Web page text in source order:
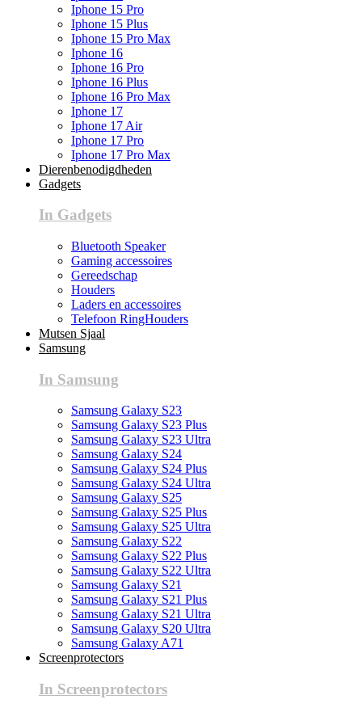
Iphone 15 Pro
Iphone 15 Plus
Iphone 15 Pro Max
Iphone 16
Iphone 16 Pro
Iphone 16 Plus
Iphone 16 Pro Max
Iphone 17
Iphone 17 Air
Iphone 17 Pro
Iphone 17 Pro Max
Dierenbenodigdheden
Gadgets
In Gadgets
Bluetooth Speaker
Gaming accessoires
Gereedschap
Houders
Laders en accessoires
Telefoon RingHouders
Mutsen Sjaal
Samsung
In Samsung
Samsung Galaxy S23
Samsung Galaxy S23 Plus
Samsung Galaxy S23 Ultra
Samsung Galaxy S24
Samsung Galaxy S24 Plus
Samsung Galaxy S24 Ultra
Samsung Galaxy S25
Samsung Galaxy S25 Plus
Samsung Galaxy S25 Ultra
Samsung Galaxy S22
Samsung Galaxy S22 Plus
Samsung Galaxy S22 Ultra
Samsung Galaxy S21
Samsung Galaxy S21 Plus
Samsung Galaxy S21 Ultra
Samsung Galaxy S20 Ultra
Samsung Galaxy A71
Screenprotectors
In Screenprotectors